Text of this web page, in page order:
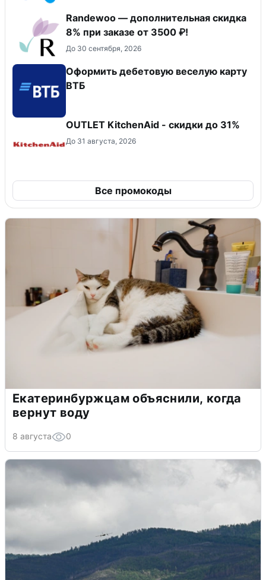
Randewoo — дополнительная скидка
8% при заказе от 3500 ₽!
До 30 сентября, 2026
Оформить дебетовую веселую карту
ВТБ
OUTLET KitchenAid - скидки до 31%
До 31 августа, 2026
Все промокоды
Екатеринбуржцам объяснили, когда
вернут воду
8 августа 0